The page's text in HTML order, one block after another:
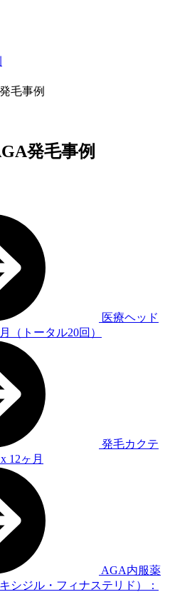
毛事例
発毛事例
医療ヘッド
（トータル20回）
発毛カクテ
12ヶ月
AGA内服薬
シジル・フィナステリド）：